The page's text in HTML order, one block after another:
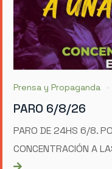
Prensa y Propaganda
PARO 6/8/26
PARO DE 24HS 6/8.
CONCENTRACIÓN A